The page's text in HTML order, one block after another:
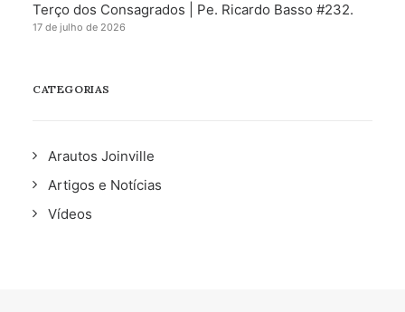
Terço dos Consagrados | Pe. Ricardo Basso #232.
17 de julho de 2026
CATEGORIAS
Arautos Joinville
Artigos e Notícias
Vídeos